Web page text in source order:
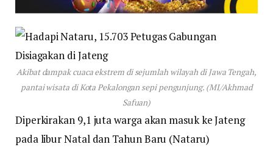
Akibat dampak cuaca ekstrem di sejumlah wilayah di Jawa Tengah,
pantai wisata di Kota Pekalongan sepi pengunjung. (MI/Akhmad
Safuan)
Diperkirakan 9,1 juta warga akan masuk ke Jateng
pada libur Natal dan Tahun Baru (Nataru)